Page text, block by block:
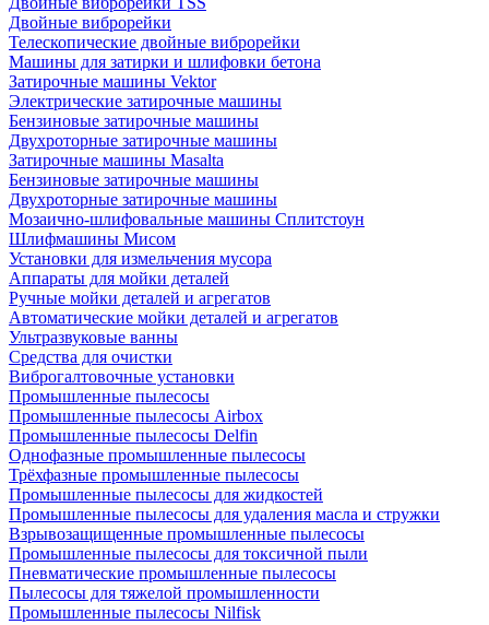
Двойные виброрейки
Телескопические двойные виброрейки
Машины для затирки и шлифовки бетона
Затирочные машины Vektor
Электрические затирочные машины
Бензиновые затирочные машины
Двухроторные затирочные машины
Затирочные машины Masalta
Бензиновые затирочные машины
Двухроторные затирочные машины
Мозаично-шлифовальные машины Сплитстоун
Шлифмашины Мисом
Установки для измельчения мусора
Аппараты для мойки деталей
Ручные мойки деталей и агрегатов
Автоматические мойки деталей и агрегатов
Ультразвуковые ванны
Средства для очистки
Виброгалтовочные установки
Промышленные пылесосы
Промышленные пылесосы Airbox
Промышленные пылесосы Delfin
Однофазные промышленные пылесосы
Трёхфазные промышленные пылесосы
Промышленные пылесосы для жидкостей
Промышленные пылесосы для удаления масла и стружки
Взрывозащищенные промышленные пылесосы
Промышленные пылесосы для токсичной пыли
Пневматические промышленные пылесосы
Пылесосы для тяжелой промышленности
Промышленные пылесосы Nilfisk